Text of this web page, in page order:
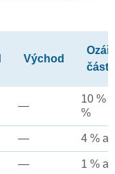
Východ
část
—
10 %
%
— 4 %
— 1 %